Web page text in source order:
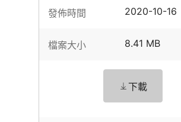
發佈時間 2020-10-16
檔案大小 8.41 MB
下載